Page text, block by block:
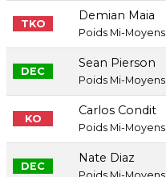
TKO
Demian Maia
Poids Mi-Moyens
DEC
Sean Pierson
Poids Mi-Moyens
KO
Carlos Condit
Poids Mi-Moyens
DEC
Nate Diaz